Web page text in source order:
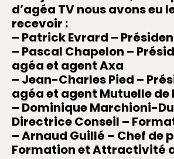
d’agéa TV nous avons eu
recevoir :
– Patrick Evrard –
– Pascal Chapelon –
agéa et agent Axa
– Jean-Charles Pied –
agéa et agent Mutuelle de
– Dominique Marchioni-
Directrice Conseil –
– Arnaud Guillé – Chef de
Formation et Attractivité